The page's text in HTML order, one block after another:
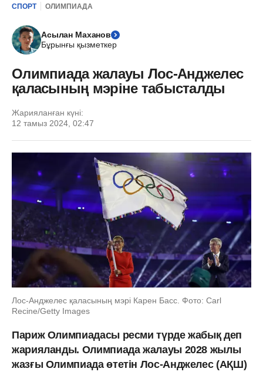
СПОРТ ОЛИМПИАДА
Асылан Маханов
Бұрынғы қызметкер
Олимпиада жалауы Лос-Анджелес
қаласының мэріне табысталды
Жарияланған күні:
12 тамыз 2024, 02:47
Лос-Анджелес қаласының мэрі Карен Басс. Фото: Carl
Recine/Getty Images
Париж Олимпиадасы ресми түрде жабық деп
жарияланды. Олимпиада жалауы 2028 жылы
жазғы Олимпиада өтетін Лос-Анджелес (АҚШ)